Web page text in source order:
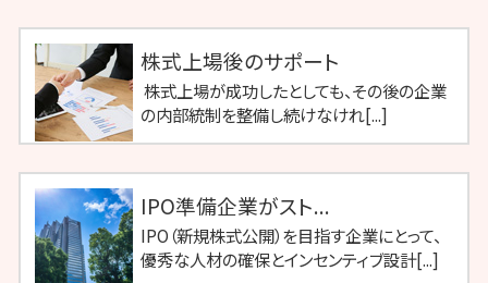
株式上場後のサポート
株式上場が成功したとしても、その後の企業
の内部統制を整備し続けなけれ[...]
IPO準備企業がスト...
IPO（新規株式公開）を目指す企業にとって、
優秀な人材の確保とインセンティブ設計[...]